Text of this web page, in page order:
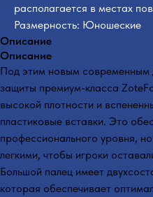
располагается в местах
Размерность: Юношеские
Описание
Описание
Под этим новым современным
защиты премиум-класса
высокой плотности и
пластиковые вставки. Это
профессионального уровня,
легкими, чтобы игроки
Большой палец имеет
которая обеспечивает